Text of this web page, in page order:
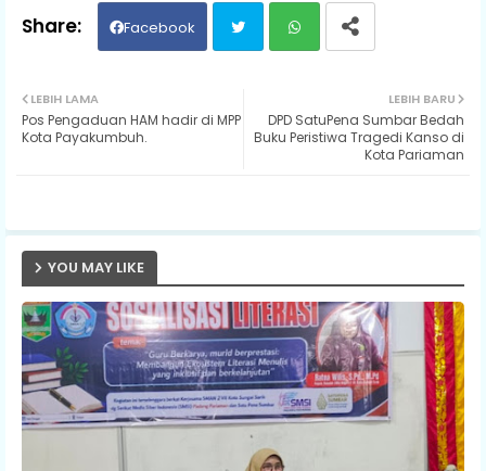
Facebook
ter ats
LEBIH BARU
DPD SatuPena Sumbar Bedah
Buku Peristiwa Tragedi Kanso di
Kota Pariaman
LEBIH LAMA
Pos Pengaduan HAM hadir di MPP
Kota Payakumbuh.
YOU MAY LIKE